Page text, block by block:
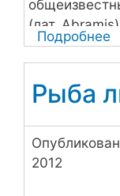
(лат.
Подробнее
Рыба
2012